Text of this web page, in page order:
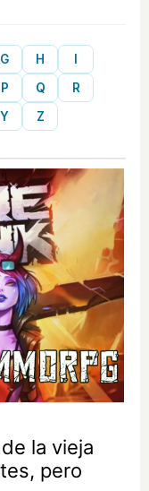
G H
P Q
R
Y Z
la vieja
pero